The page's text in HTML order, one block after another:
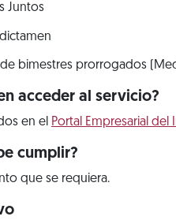
Juntos
bimestres prorrogados
acceder al servicio?
en el Portal Empresarial del
cumplir?
que se requiera.